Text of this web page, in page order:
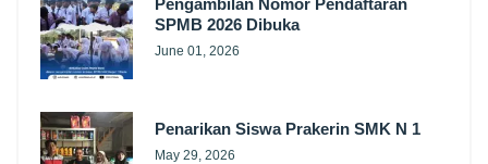
Pengambilan Nomor Pendaftaran
SPMB 2026 Dibuka
June 01, 2026
Penarikan Siswa Prakerin SMK N 1
May 29, 2026